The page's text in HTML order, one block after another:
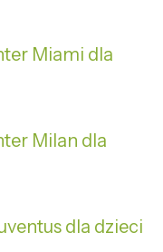
Miami dla
Milan dla
dla dzieci